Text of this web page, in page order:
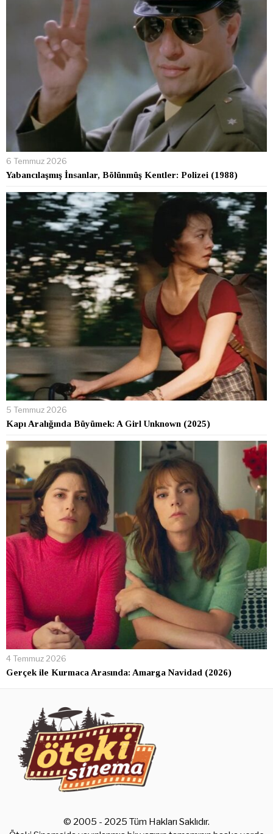
6 Temmuz 2026
Yabancılaşmış İnsanlar, Bölünmüş Kentler: Polizei (1988)
5 Temmuz 2026
Kapı Aralığında Büyümek: A Girl Unknown (2025)
4 Temmuz 2026
Gerçek ile Kurmaca Arasında: Amarga Navidad (2026)
© 2005 - 2025 Tüm Hakları Saklıdır.